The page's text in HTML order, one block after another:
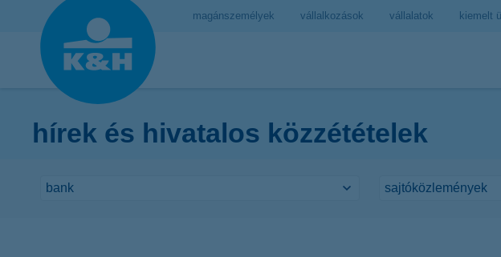
magánszemélyek vállalkozások vállalatok kiemelt
hírek és hivatalos közzétételek